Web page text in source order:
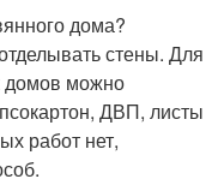
дома?
стены. Для
домов можно
ДВП, листы
работ нет,